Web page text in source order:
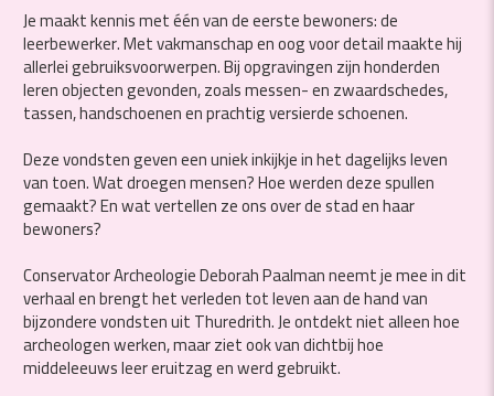
Je maakt kennis met één van de eerste bewoners: de
leerbewerker. Met vakmanschap en oog voor detail maakte hij
allerlei gebruiksvoorwerpen. Bij opgravingen zijn honderden
leren objecten gevonden, zoals messen- en zwaardschedes,
tassen, handschoenen en prachtig versierde schoenen.
Deze vondsten geven een uniek inkijkje in het dagelijks leven
van toen. Wat droegen mensen? Hoe werden deze spullen
gemaakt? En wat vertellen ze ons over de stad en haar
bewoners?
Conservator Archeologie Deborah Paalman neemt je mee in dit
verhaal en brengt het verleden tot leven aan de hand van
bijzondere vondsten uit Thuredrith. Je ontdekt niet alleen hoe
archeologen werken, maar ziet ook van dichtbij hoe
middeleeuws leer eruitzag en werd gebruikt.